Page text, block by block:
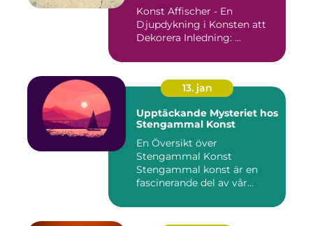
Konst Affischer - En
Djupdykning i Konsten att
Dekorera Inledning: ...
13. jan
Upptäckande Mysteriet hos
Stengammal Konst
En Översikt över
Stengammal Konst
Stengammal konst är en
fascinerande del av vår